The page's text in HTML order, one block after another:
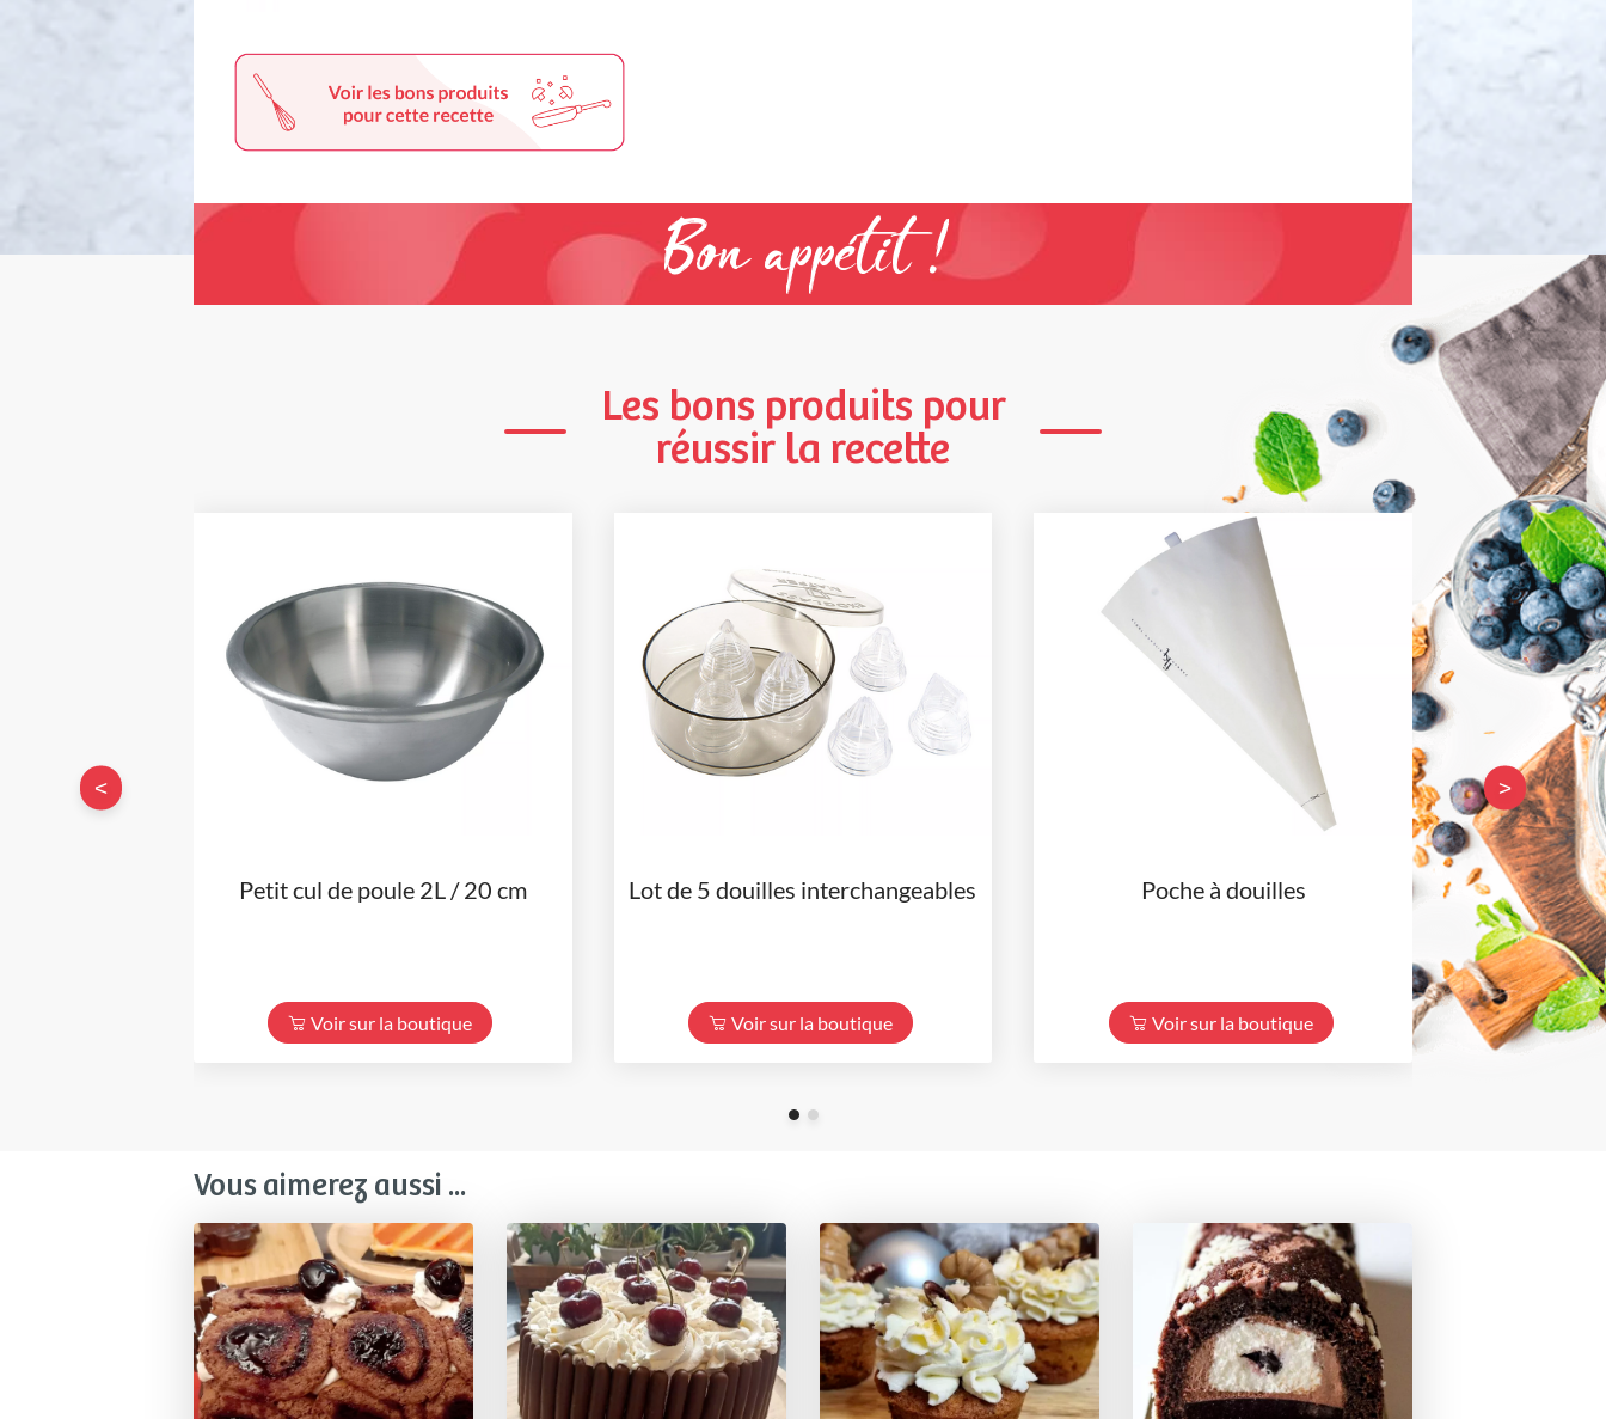
Bon appétit !
Les bons produits pour
réussir la recette
Petit cul de poule 2L / 20 cm
Voir sur la boutique
Lot de 5 douilles interchangeables
Voir sur la boutique
Poche à douilles
Voir sur la boutique
Support
< >
Vous aimerez aussi ...